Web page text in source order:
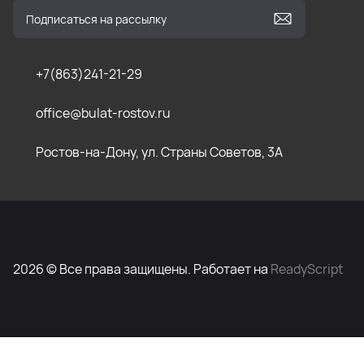
+7(863)241-21-29
office@bulat-rostov.ru
Ростов-на-Дону, ул. Страны Советов, 3А
2026 © Все права защищены. Работает на ReadyScript